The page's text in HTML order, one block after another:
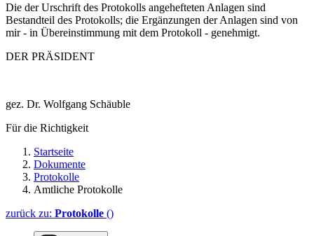
Die der Urschrift des Protokolls angehefteten Anlagen sind
Bestandteil des Protokolls; die Ergänzungen der Anlagen sind von
mir - in Übereinstimmung mit dem Protokoll - genehmigt.
DER PRÄSIDENT
gez. Dr. Wolfgang Schäuble
Für die Richtigkeit
Startseite
Dokumente
Protokolle
Amtliche Protokolle
zurück zu: Protokolle ()